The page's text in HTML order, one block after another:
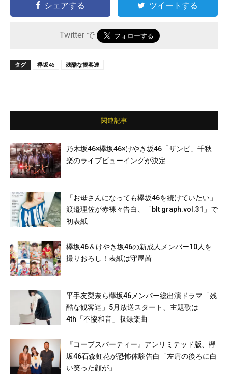
シェアする ツイートする
Twitter で
タグ 欅坂46 残酷な観客達
関連記事
乃木坂46×欅坂46×けやき坂46「ザンビ」千秋
楽のライブビューイングが決定
「お母さんになっても欅坂46を続けていたい」
渡邉理佐が赤裸々告白、「blt graph.vol.31」で
初表紙
欅坂46＆けやき坂46の新成人メンバー10人を
撮りおろし！表紙は守屋茜
平手友梨奈ら欅坂46メンバー総出演ドラマ「残
酷な観客達」5月放送スタート、主題歌は
4th「不協和音」収録楽曲
『コープスパーティー』アンリミテッド版、欅
坂46石森虹花が恐怖体験告白「左肩の後ろに白
い笑った顔が」